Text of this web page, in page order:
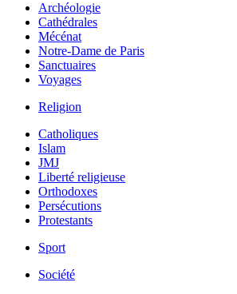
Archéologie
Cathédrales
Mécénat
Notre-Dame de Paris
Sanctuaires
Voyages
Religion
Catholiques
Islam
JMJ
Liberté religieuse
Orthodoxes
Persécutions
Protestants
Sport
Société